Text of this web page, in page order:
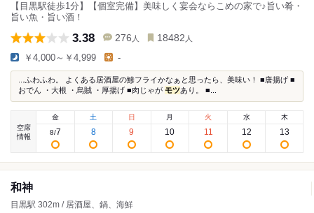
【目黒駅徒歩1分】【個室完備】美味しく宴会ならこめの家で♪旨い肴・
旨い魚・旨い酒！
3.38 276 人 18482 人
￥4,000～￥4,999 -
...ふわふわ。 よくある居酒屋の鯵フライかなぁと思ったら、美味い！ ■唐揚げ ■
おでん ・大根 ・烏賊 ・厚揚げ ■肉じゃが モツあり。 ■...
空席
情報
金
8/7
土
8
日
9
月
10
火
11
水
12
木
13
和神
目黒駅 302m / 居酒屋、鍋、海鮮